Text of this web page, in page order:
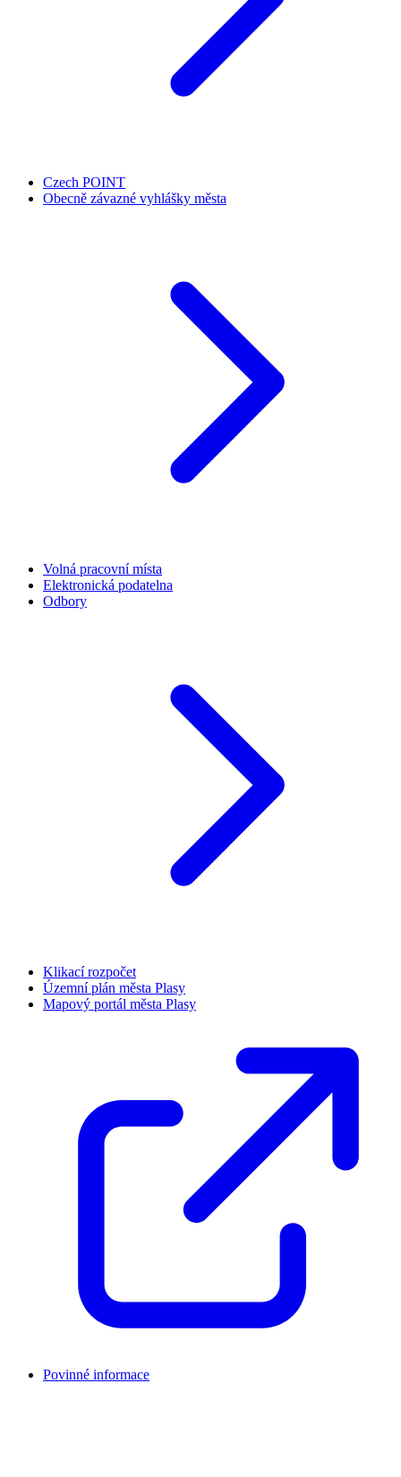
Czech POINT
Obecně závazné vyhlášky města
Volná pracovní místa
Elektronická podatelna
Odbory
Klikací rozpočet
Územní plán města Plasy
Mapový portál města Plasy
Povinné informace